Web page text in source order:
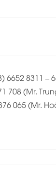
8311 –
708 (Mr.
065 (Mr.